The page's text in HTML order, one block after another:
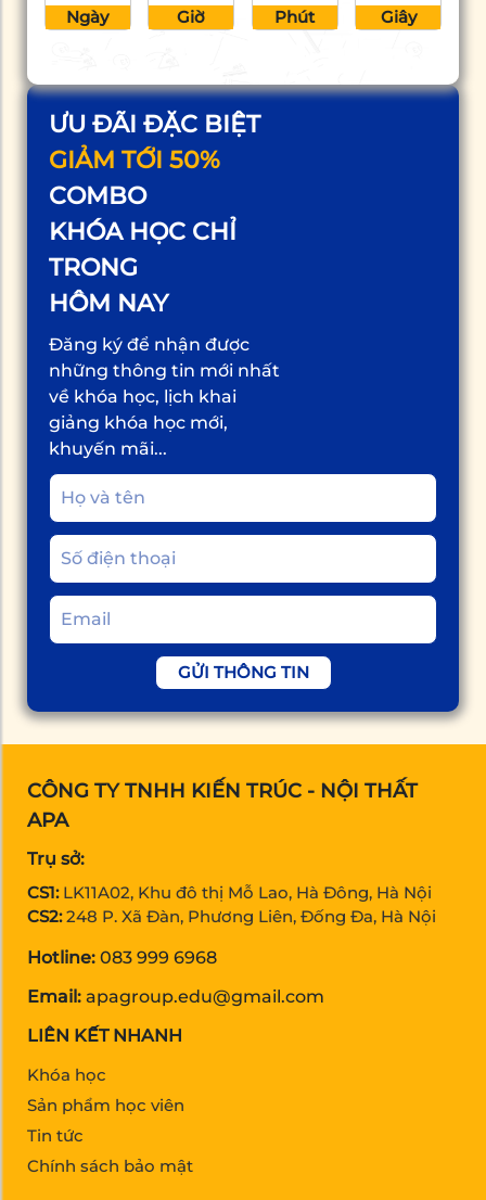
ƯU ĐÃI ĐẶC BIỆT
GIẢM TỚI 50%
COMBO
KHÓA HỌC CHỈ
TRONG
HÔM NAY
Đăng ký để nhận được
những thông tin mới nhất
về khóa học, lịch khai
giảng khóa học mới,
khuyến mãi...
GỬI THÔNG TIN
Ngày Giờ Phút Giây
CÔNG TY TNHH KIẾN TRÚC - NỘI THẤT
APA
Trụ sở:
CS1: LK11A02, Khu đô thị Mỗ Lao, Hà Đông, Hà Nội
CS2: 248 P. Xã Đàn, Phương Liên, Đống Đa, Hà Nội
Hotline: 083 999 6968
Email: apagroup.edu@gmail.com
LIÊN KẾT NHANH
Khóa học
Sản phẩm học viên
Tin tức
Chính sách bảo mật